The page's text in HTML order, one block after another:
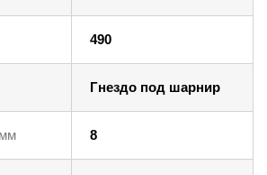
490
Гнездо под шарнир
8